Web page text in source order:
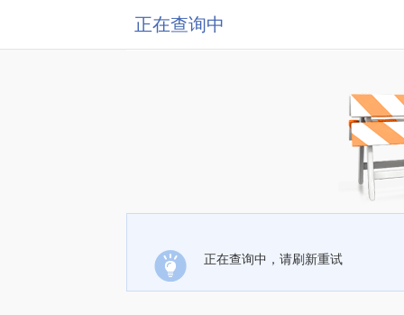
正在查询中
正在查询中，请刷新重试